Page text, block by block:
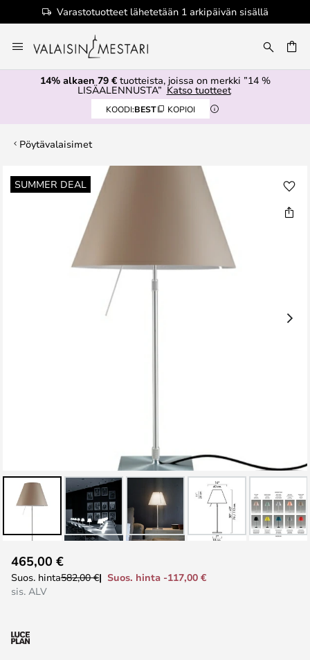
Varastotuotteet lähetetään 1 arkipäivän sisällä
to
Content
14% alkaen 79 €tuotteista, joissa on merkki ”14 %
LISÄALENNUSTA” Katso tuotteet
KOODI:BEST KOPIOI
Pöytävalaisimet
SUMMER DEAL
Skip
to
to
the
the
465,00 €
Suos. hinta582,00 €
Suos. hinta -117,00 €
sis. ALV